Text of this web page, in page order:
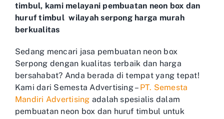
timbul, kami melayani pembuatan neon box dan
huruf timbul wilayah serpong harga murah
berkualitas
Sedang mencari jasa pembuatan neon box
Serpong dengan kualitas terbaik dan harga
bersahabat? Anda berada di tempat yang tepat!
Kami dari Semesta Advertising – PT. Semesta
Mandiri Advertising adalah spesialis dalam
pembuatan neon box dan huruf timbul untuk